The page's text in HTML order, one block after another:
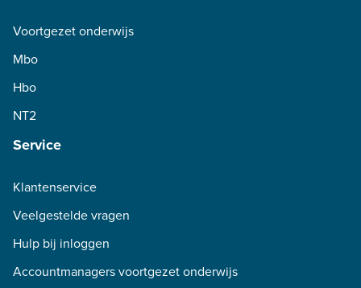
Voortgezet onderwijs
Mbo
Hbo
NT2
Service
Klantenservice
Veelgestelde vragen
Hulp bij inloggen
Accountmanagers voortgezet onderwijs